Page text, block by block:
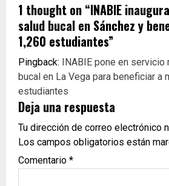
1 thought on “INABIE
salud bucal en Sánchez y
1,260 estudiantes”
Pingback:
INABIE pone en
bucal en La Vega para beneficiar a
estudiantes
Deja una respuesta
Tu dirección de correo electrónico
Los campos obligatorios están
Comentario *